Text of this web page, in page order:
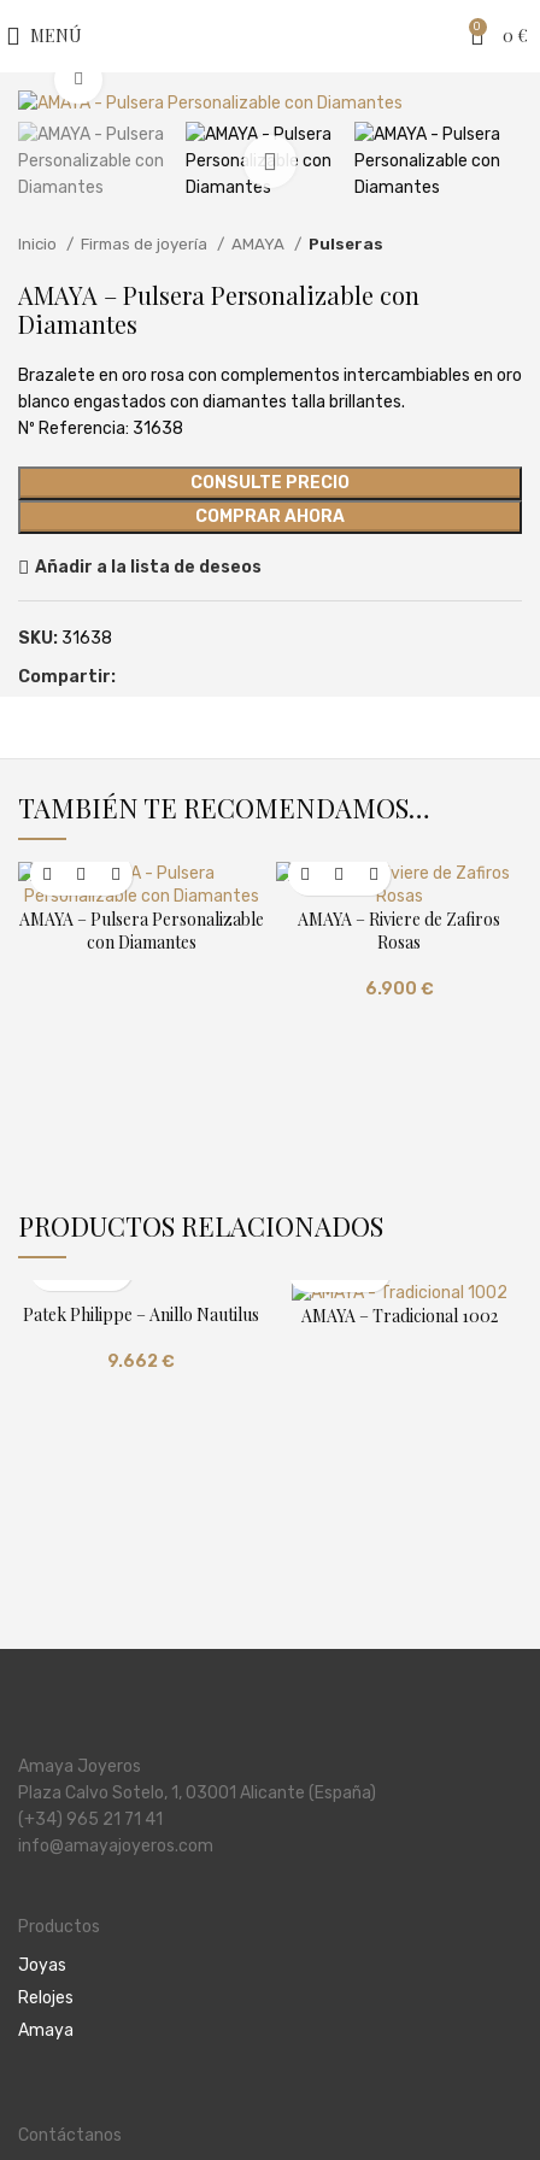
MENÚ 0 0 €
Inicio Firmas de joyería AMAYA Pulseras
AMAYA – Pulsera Personalizable con
Diamantes
Brazalete en oro rosa con complementos intercambiables en oro
blanco engastados con diamantes talla brillantes.
Nº Referencia: 31638
CONSULTE PRECIO
COMPRAR AHORA
Añadir a la lista de deseos
SKU: 31638
Compartir:
TAMBIÉN TE RECOMENDAMOS…
AMAYA – Pulsera Personalizable
con Diamantes
AMAYA – Riviere de Zafiros
Rosas
6.900 €
PRODUCTOS RELACIONADOS
Patek Philippe – Anillo Nautilus
9.662 €
AMAYA – Tradicional 1002
Amaya Joyeros
Plaza Calvo Sotelo, 1, 03001 Alicante (España)
(+34) 965 21 71 41
info@amayajoyeros.com
Productos
Joyas
Relojes
Amaya
Contáctanos